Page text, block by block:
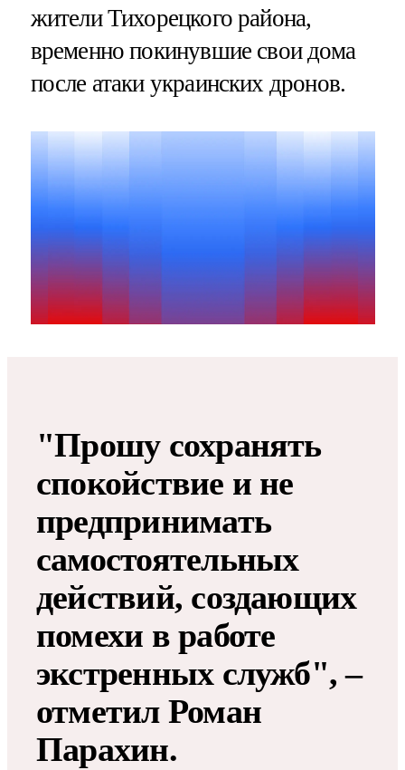
жители Тихорецкого района,
временно покинувшие свои дома
после атаки украинских дронов.
"Прошу сохранять
спокойствие и не
предпринимать
самостоятельных
действий, создающих
помехи в работе
экстренных служб", –
отметил Роман
Парахин.